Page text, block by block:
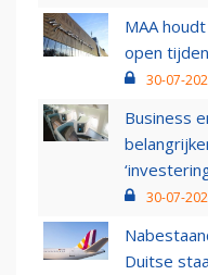
MAA
open
30-07-
Business
30-07-
Duitse